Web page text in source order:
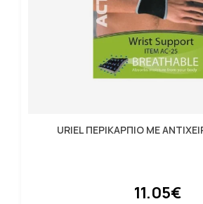
URIEL ΠΕΡΙΚΑΡΠΙΟ ΜΕ
11.05€